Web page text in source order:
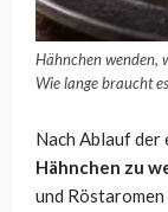
Hähnchen wenden,
Wie lange braucht
Nach Ablauf der
Hähnchen zu
und